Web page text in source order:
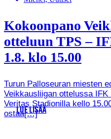
Kokoonpano
otteluun TPS –
1.8. klo 15.00
Turun Palloseuran miesten
Veikkausliigan ottelussa
Veritas Stadionilla kello
ostaa[…]
LUE LISÄÄ